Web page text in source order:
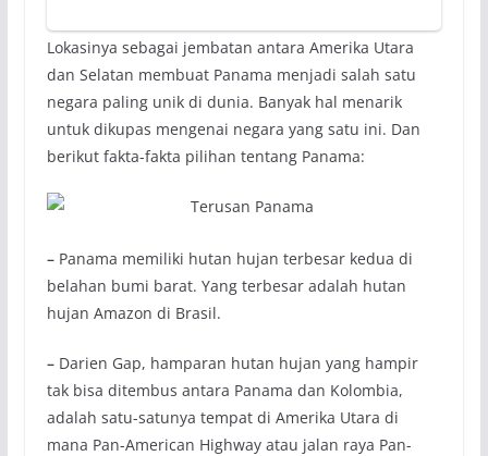
Lokasinya sebagai jembatan antara Amerika Utara
dan Selatan membuat Panama menjadi salah satu
negara paling unik di dunia. Banyak hal menarik
untuk dikupas mengenai negara yang satu ini. Dan
berikut fakta-fakta pilihan tentang Panama:
–Panama memiliki hutan hujan terbesar kedua di
belahan bumi barat. Yang terbesar adalah hutan
hujan Amazon di Brasil.
–Darien Gap, hamparan hutan hujan yang hampir
tak bisa ditembus antara Panama dan Kolombia,
adalah satu-satunya tempat di Amerika Utara di
mana Pan-American Highway atau jalan raya Pan-